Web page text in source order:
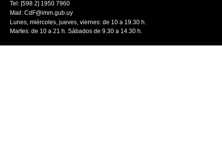
Tel: [598 2] 1950 7960
Mail: CdF@imm.gub.uy
Lunes, miércoles, jueves, viernes: de 10 a 19.30 h.
Martes: de 10 a 21 h. Sábados de 9.30 a 14.30 h.